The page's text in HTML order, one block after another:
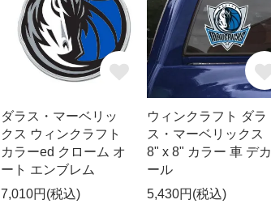
ダラス・マーベリッ
クス ウィンクラフト
カラーed クローム オ
ート エンブレム
7,010円(税込)
ウィンクラフト ダラ
ス・マーベリックス
8" x 8" カラー 車 デカ
ール
5,430円(税込)